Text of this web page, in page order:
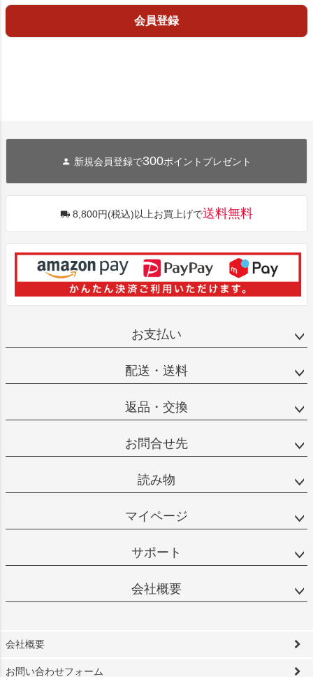
会員登録
新規会員登録で300ポイントプレゼント
8,800円(税込)以上お買上げで送料無料
お支払い
配送・送料
返品・交換
お問合せ先
読み物
マイページ
サポート
会社概要
会社概要
お問い合わせフォーム